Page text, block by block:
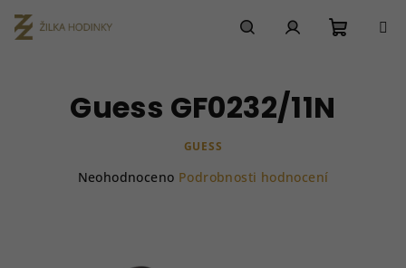
na
obsah
Guess GF0232/11N
GUESS
Neohodnoceno Podrobnosti hodnocení